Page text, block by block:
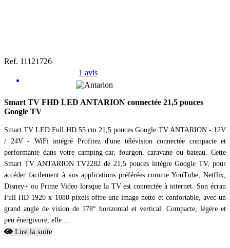
Ref. 11121726
1 avis
Smart TV FHD LED ANTARION connectée 21,5 pouces
Google TV
Smart TV LED Full HD 55 cm 21,5 pouces Google TV ANTARION - 12V
/ 24V - WiFi intégré Profitez d'une télévision connectée compacte et
performante dans votre camping-car, fourgon, caravane ou bateau. Cette
Smart TV ANTARION TV2282 de 21,5 pouces intègre Google TV, pour
accéder facilement à vos applications préférées comme YouTube, Netflix,
Disney+ ou Prime Video lorsque la TV est connectée à internet. Son écran
Full HD 1920 x 1080 pixels offre une image nette et confortable, avec un
grand angle de vision de 178° horizontal et vertical. Compacte, légère et
peu énergivore, elle ...
Lire la suite